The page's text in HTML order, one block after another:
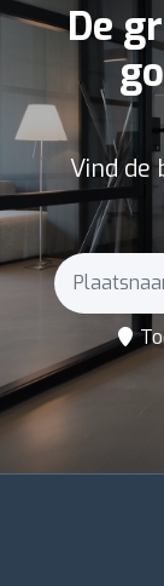
De
Vind de